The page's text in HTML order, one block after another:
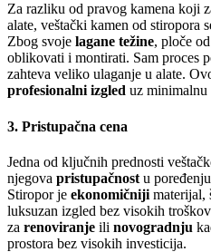
Za razliku od pravog kamena koji
alate, veštački kamen od stiropora
Zbog svoje lagane težine, ploče
oblikovati i montirati. Sam proces
zahteva veliko ulaganje u alate.
profesionalni izgled uz
3. Pristupačna cena
Jedna od ključnih prednosti
njegova pristupačnost u
Stiropor je ekonomičniji materijal,
luksuzan izgled bez visokih
za renoviranje ili novogradnju
prostora bez visokih investicija.